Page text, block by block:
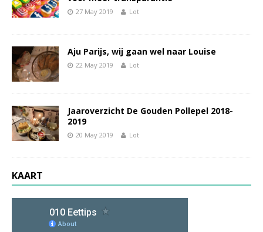
27 May 2019 Lot
Aju Parijs, wij gaan wel naar Louise
22 May 2019 Lot
Jaaroverzicht De Gouden Pollepel 2018-
2019
20 May 2019 Lot
KAART